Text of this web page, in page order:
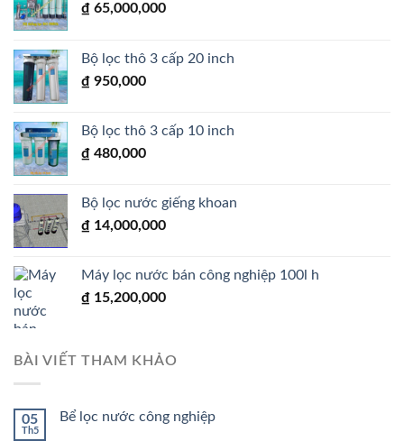
₫ 65,000,000
Bộ lọc thô 3 cấp 20 inch
₫ 950,000
Bộ lọc thô 3 cấp 10 inch
₫ 480,000
Bộ lọc nước giếng khoan
₫ 14,000,000
Máy lọc nước bán công nghiệp 100l h
₫ 15,200,000
BÀI VIẾT THAM KHẢO
05
Th5
Bể lọc nước công nghiệp